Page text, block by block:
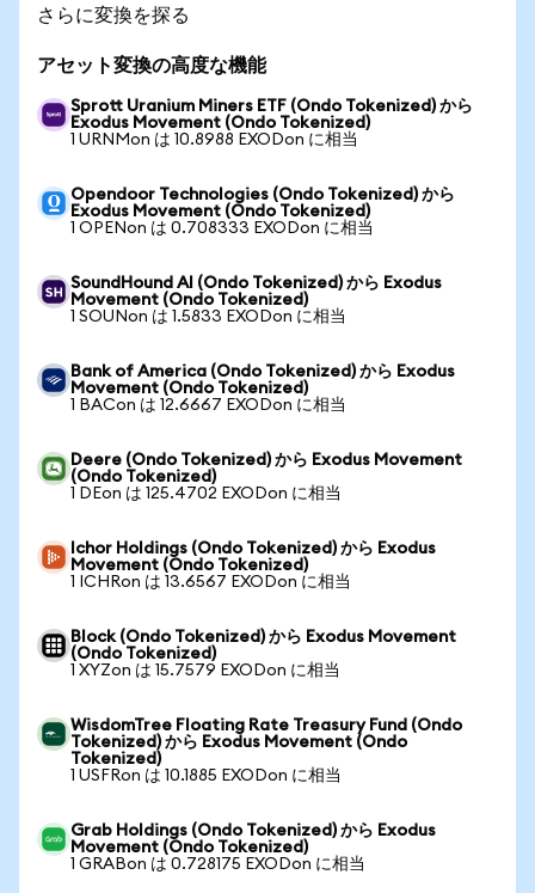
さらに変換を探る
アセット変換の高度な機能
Sprott Uranium Miners ETF (Ondo Tokenized) から
Exodus Movement (Ondo Tokenized)
1 URNMon は 10.8988 EXODon に相当
Opendoor Technologies (Ondo Tokenized) から
Exodus Movement (Ondo Tokenized)
1 OPENon は 0.708333 EXODon に相当
SoundHound AI (Ondo Tokenized) から Exodus
Movement (Ondo Tokenized)
1 SOUNon は 1.5833 EXODon に相当
Bank of America (Ondo Tokenized) から Exodus
Movement (Ondo Tokenized)
1 BACon は 12.6667 EXODon に相当
Deere (Ondo Tokenized) から Exodus Movement
(Ondo Tokenized)
1 DEon は 125.4702 EXODon に相当
Ichor Holdings (Ondo Tokenized) から Exodus
Movement (Ondo Tokenized)
1 ICHRon は 13.6567 EXODon に相当
Block (Ondo Tokenized) から Exodus Movement
(Ondo Tokenized)
1 XYZon は 15.7579 EXODon に相当
WisdomTree Floating Rate Treasury Fund (Ondo
Tokenized) から Exodus Movement (Ondo
Tokenized)
1 USFRon は 10.1885 EXODon に相当
Grab Holdings (Ondo Tokenized) から Exodus
Movement (Ondo Tokenized)
1 GRABon は 0.728175 EXODon に相当